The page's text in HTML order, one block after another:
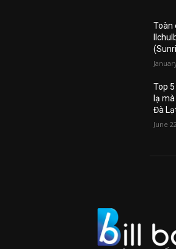
Toàn
Top
lạ
Đà
June